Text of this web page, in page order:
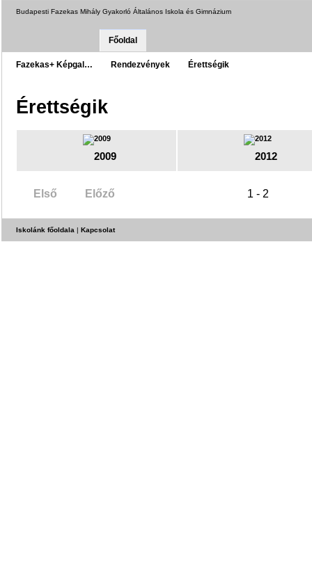
Budapesti Fazekas Mihály Gyakorló Általános Iskola és Gimnázium
Főoldal
Fazekas+ Képgal… Rendezvények Érettségik
Érettségik
2009 2012
Első Előző 1 - 2
Iskolánk főoldala | Kapcsolat